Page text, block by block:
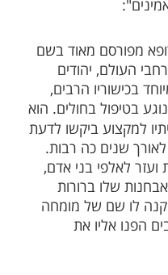
התחברו לכל
כאן >>>​
מאוד בשם
יהודים